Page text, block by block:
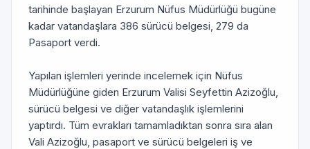
tarihinde başlayan Erzurum Nüfus Müdürlüğü bugüne
kadar vatandaşlara 386 sürücü belgesi, 279 da
Pasaport verdi.
Yapılan işlemleri yerinde incelemek için Nüfus
Müdürlüğüne giden Erzurum Valisi Seyfettin Azizoğlu,
sürücü belgesi ve diğer vatandaşlık işlemlerini
yaptırdı. Tüm evrakları tamamladıktan sonra sıra alan
Vali Azizoğlu, pasaport ve sürücü belgeleri iş ve